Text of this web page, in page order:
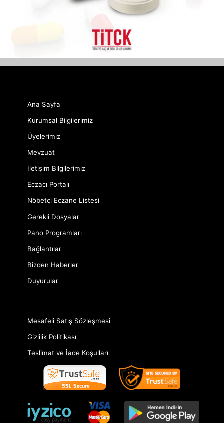
Ana Sayfa
Kurumsal Bilgilerimiz
Üyelerimiz
Mevzuat
İletişim Bilgilerimiz
Eczacı Portalı
Nöbetçi Eczane Listesi
Gerekli Dosyalar
Pano Programları
Bağlantılar
Bizden Haberler
Duyurular
Mesafeli Satış Sözleşmesi
Gizlilik Politikası
Teslimat ve İade Koşulları